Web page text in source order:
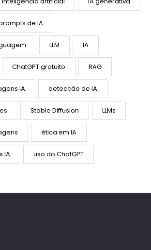
de IA
LLM IA
ChatGPT gratuito RAG
IA detecção de IA
Stable Diffusion LLMs
ética em IA
IA uso do ChatGPT